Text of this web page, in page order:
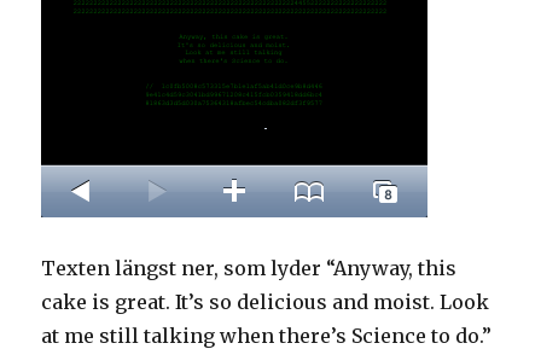
Texten längst ner, som lyder “Anyway, this
cake is great. It’s so delicious and moist. Look
at me still talking when there’s Science to do.”